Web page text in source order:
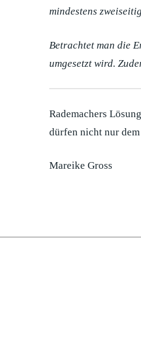
mindestens
Betrachtet man die
umgesetzt wird.
Rademachers
dürfen nicht nur
Mareike Gross